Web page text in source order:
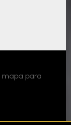
mapa para